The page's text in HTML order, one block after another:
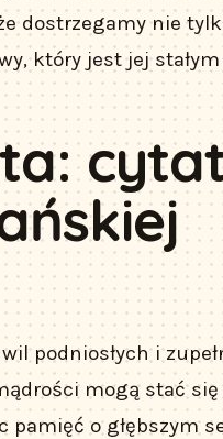
dostrzegamy nie
który jest jej
podniosłych i
mogą stać
o głębszym